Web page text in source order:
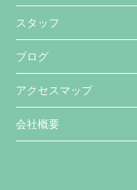
スタッフ
ブログ
アクセスマップ
会社概要